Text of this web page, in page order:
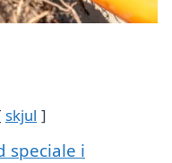
skjul
speciale i